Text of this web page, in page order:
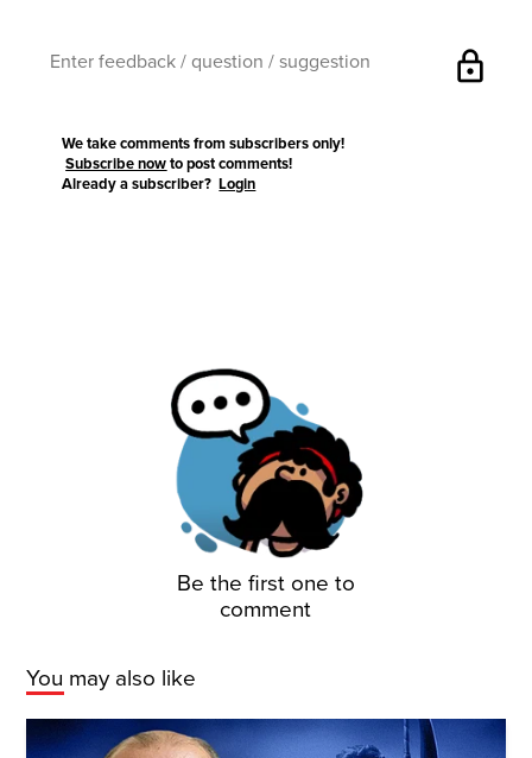
lock
We take comments from subscribers only!
Subscribe now to post comments!
Already a subscriber?Login
Be the first one to
comment
You may also like